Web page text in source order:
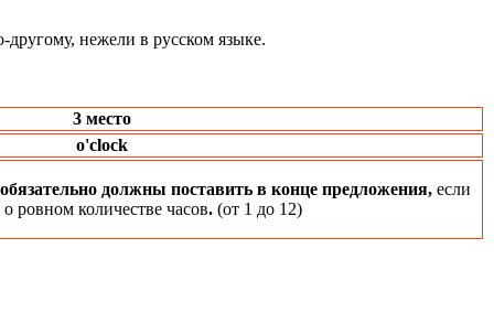
нежели в русском языке.
3 место
o'clock
обязательно должны поставить в конце предложения, если
ровном количестве часов. (от 1 до 12)